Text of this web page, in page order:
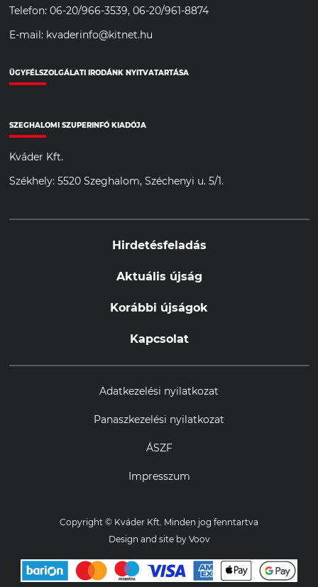
Telefon: 06-20/966-3539, 06-20/961-8874
E-mail: kvaderinfo@kitnet.hu
ÜGYFÉLSZOLGÁLATI IRODÁNK NYITVATARTÁSA
SZEGHALOMI SZUPERINFÓ KIADÓJA
Kváder Kft.
Székhely: 5520 Szeghalom, Széchenyi u. 5/1.
Hirdetésfeladás
Aktuális újság
Korábbi újságok
Kapcsolat
Adatkezelési nyilatkozat
Panaszkezelési nyilatkozat
ÁSZF
Impresszum
Copyright © Kváder Kft. Minden jog fenntartva
Design and site by Voov